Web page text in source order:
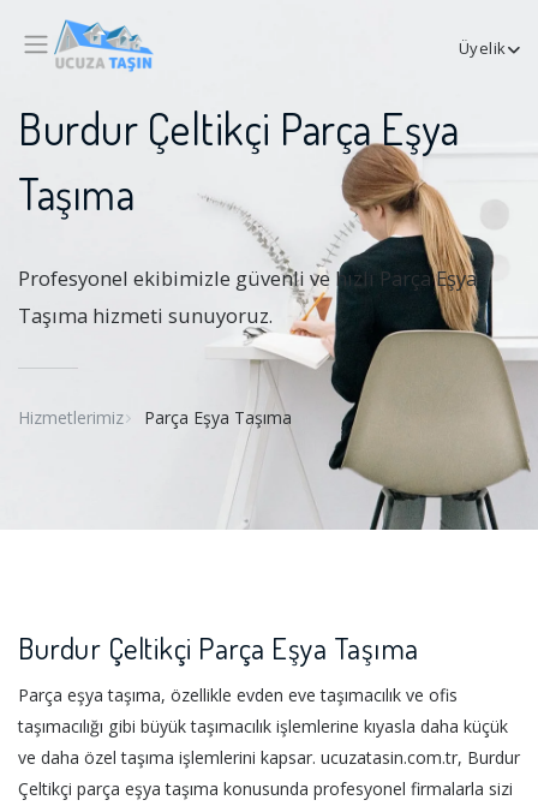
Üyelik
Burdur Çeltikçi Parça Eşya
Taşıma
Profesyonel ekibimizle güvenli ve hızlı Parça Eşya
Taşıma hizmeti sunuyoruz.
Hizmetlerimiz Parça Eşya Taşıma
Burdur Çeltikçi Parça Eşya Taşıma
Parça eşya taşıma, özellikle evden eve taşımacılık ve ofis
taşımacılığı gibi büyük taşımacılık işlemlerine kıyasla daha küçük
ve daha özel taşıma işlemlerini kapsar. ucuzatasin.com.tr, Burdur
Çeltikçi parça eşya taşıma konusunda profesyonel firmalarla sizi